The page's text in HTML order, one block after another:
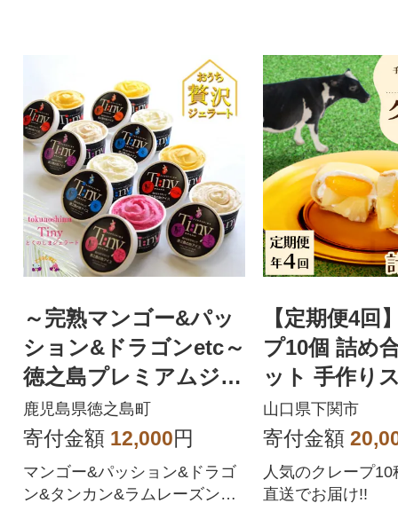
～完熟マンゴー&パッ
ション&ドラゴンetc～
徳之島プレミアムジェ
ラート&ソルベ
鹿児島県徳之島町
寄付金額 12,000円
マンゴー&パッション&ドラゴ
ン&タンカン&ラムレーズン&
【定期便4回
プ10個 詰め
ット 手作り
専門店 FO004
山口県下関市
寄付金額
人気のクレープ
直送でお届け!!